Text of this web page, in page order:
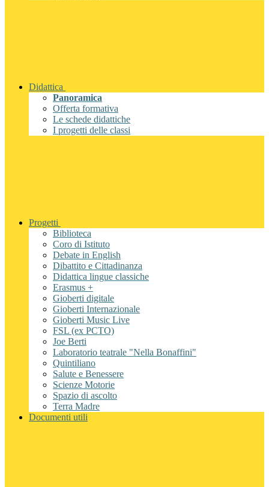
Didattica
Panoramica
Offerta formativa
Le schede didattiche
I progetti delle classi
Progetti
Biblioteca
Coro di Istituto
Debate in English
Dibattito e Cittadinanza
Didattica lingue classiche
Erasmus +
Gioberti digitale
Gioberti Internazionale
Gioberti Music Live
FSL (ex PCTO)
Joe Berti
Laboratorio teatrale "Nella Bonaffini"
Quintiliano
Salute e Benessere
Scienze Motorie
Spazio di ascolto
Terra Madre
Documenti utili